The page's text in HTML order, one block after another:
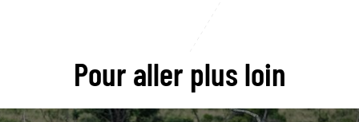
Pour aller plus loin